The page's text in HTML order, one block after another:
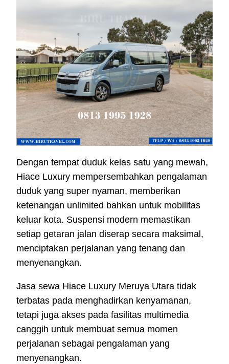
Dengan tempat duduk kelas satu yang mewah,
Hiace Luxury mempersembahkan pengalaman
duduk yang super nyaman, memberikan
ketenangan unlimited bahkan untuk mobilitas
keluar kota. Suspensi modern memastikan
setiap getaran jalan diserap secara maksimal,
menciptakan perjalanan yang tenang dan
menyenangkan.
Jasa sewa Hiace Luxury Meruya Utara tidak
terbatas pada menghadirkan kenyamanan,
tetapi juga akses pada fasilitas multimedia
canggih untuk membuat semua momen
perjalanan sebagai pengalaman yang
menyenangkan.